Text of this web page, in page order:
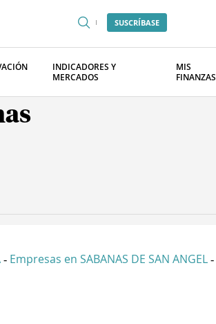
SUSCRÍBASE
INDICADORES Y
MERCADOS
MIS
FINANZAS
- Empresas en SABANAS DE SAN ANGEL -